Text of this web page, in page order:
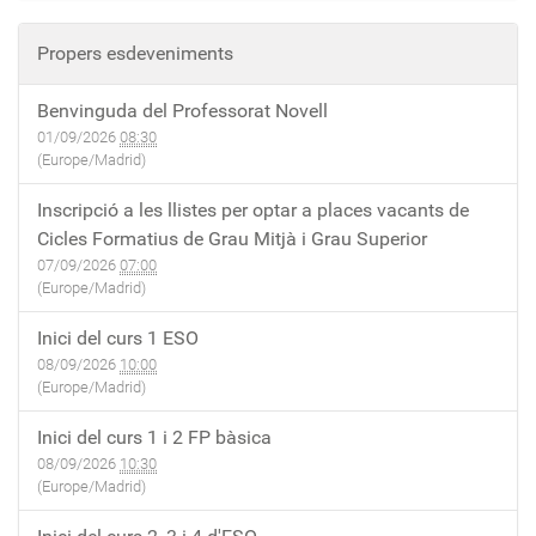
Propers esdeveniments
Benvinguda del Professorat Novell
01/09/2026 08:30
(Europe/Madrid)
Inscripció a les llistes per optar a places vacants de
Cicles Formatius de Grau Mitjà i Grau Superior
07/09/2026 07:00
(Europe/Madrid)
Inici del curs 1 ESO
08/09/2026 10:00
(Europe/Madrid)
Inici del curs 1 i 2 FP bàsica
08/09/2026 10:30
(Europe/Madrid)